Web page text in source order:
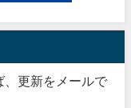
、更新をメールで